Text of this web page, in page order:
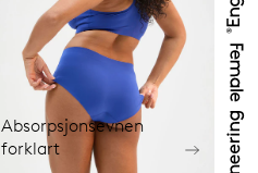
Absorpsjonsevnen
forklart